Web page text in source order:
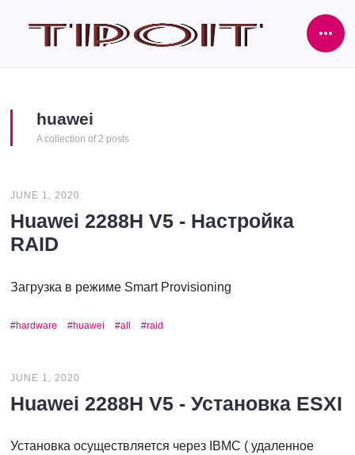
huawei
A collection of 2 posts
JUNE 1, 2020
Huawei 2288H V5 - Настройка
RAID
Загрузка в режиме Smart Provisioning
hardware huawei all raid
JUNE 1, 2020
Huawei 2288H V5 - Установка ESXI
Установка осуществляется через IBMC ( удаленное